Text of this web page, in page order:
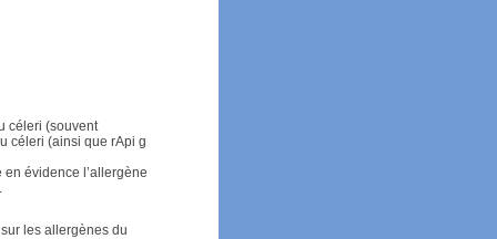
céleri (souvent
céleri (ainsi que rApi g
évidence l’allergène
les allergènes du